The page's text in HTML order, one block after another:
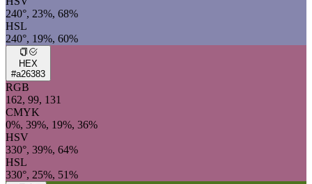
240°, 23%, 68%
HSL
240°, 19%, 60%
HEX
#a26383
RGB
162, 99, 131
CMYK
0%, 39%, 19%, 36%
HSV
330°, 39%, 64%
HSL
330°, 25%, 51%